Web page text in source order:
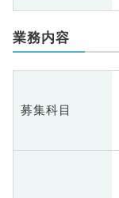
業務内容
募集科目